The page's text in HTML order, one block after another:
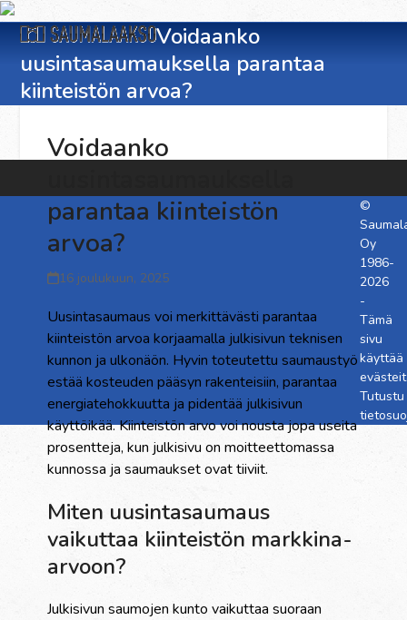
Skip
to
content
Open
mobile
menu
Close
mobile
menu
Voidaanko
uusintasaumauksella parantaa
kiinteistön arvoa?
Voidaanko
parantaa kiinteistön
arvoa?
16 joulukuun, 2025
Uusintasaumaus voi merkittävästi parantaa
kiinteistön arvoa korjaamalla julkisivun teknisen
kunnon ja ulkonäön. Hyvin toteutettu saumaustyö
estää kosteuden pääsyn rakenteisiin, parantaa
energiatehokkuutta ja pidentää julkisivun
käyttöikää. Kiinteistön arvo voi nousta jopa useita
prosentteja, kun julkisivu on moitteettomassa
kunnossa ja saumaukset ovat tiiviit.
Miten uusintasaumaus
vaikuttaa kiinteistön markkina-
arvoon?
Julkisivun saumojen kunto vaikuttaa suoraan
©
Oy
1986-
2026
-
Tämä
sivu
käyttää
Tutustu